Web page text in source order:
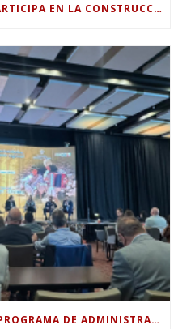
UNIVERSIDAD PILOTO PARTICIPA EN LA CONSTRUCCIÓN DEL PLAN SECTORIAL DE TURISMO 2026-2030
¡UNIPILOTO PRESENTE! PROGRAMA DE ADMINISTRACIÓN TURÍSTICA Y HOTELERA PARTICIPÓ EN EL FORO INTERNACIONAL DE TURISMO “COLOMBIA, UN MUNDO MÁGICO POR EXPLORAR”